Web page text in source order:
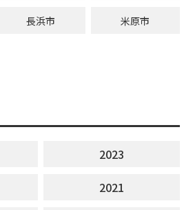
長浜市 米原市
2023
2021